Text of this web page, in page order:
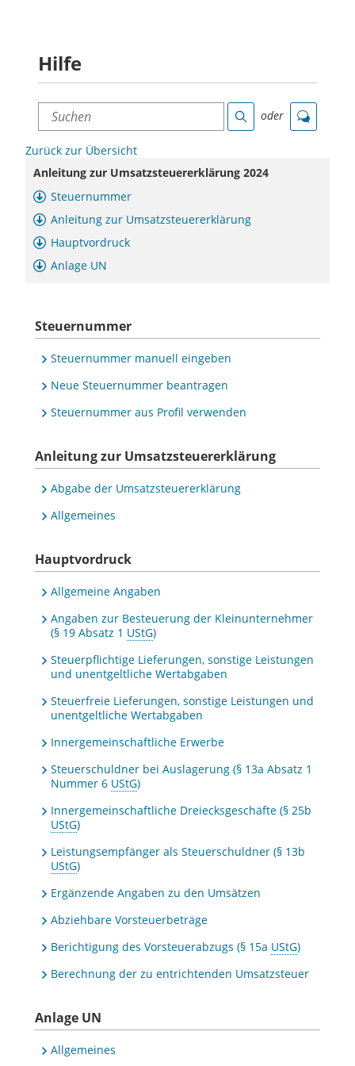
Hilfe
Suchen
Sucheoder Chat
Zurück zur Übersicht
Anleitung zur Umsatzsteuererklärung 2024
Steuernummer
Anleitung zur Umsatzsteuererklärung
Hauptvordruck
Anlage UN
Steuernummer
Steuernummer manuell eingeben
Neue Steuernummer beantragen
Steuernummer aus Profil verwenden
Anleitung zur Umsatzsteuererklärung
Abgabe der Umsatzsteuererklärung
Allgemeines
Hauptvordruck
Allgemeine Angaben
Angaben zur Besteuerung der Kleinunternehmer
(§ 19 Absatz 1 UStG)
Steuerpflichtige Lieferungen, sonstige Leistungen
und unentgeltliche Wertabgaben
Steuerfreie Lieferungen, sonstige Leistungen und
unentgeltliche Wertabgaben
Innergemeinschaftliche Erwerbe
Steuerschuldner bei Auslagerung (§ 13a Absatz 1
Nummer 6 UStG)
Innergemeinschaftliche Dreiecksgeschäfte (§ 25b
UStG)
Leistungsempfänger als Steuerschuldner (§ 13b
UStG)
Ergänzende Angaben zu den Umsätzen
Abziehbare Vorsteuerbeträge
Berichtigung des Vorsteuerabzugs (§ 15a UStG)
Berechnung der zu entrichtenden Umsatzsteuer
Anlage UN
Allgemeines